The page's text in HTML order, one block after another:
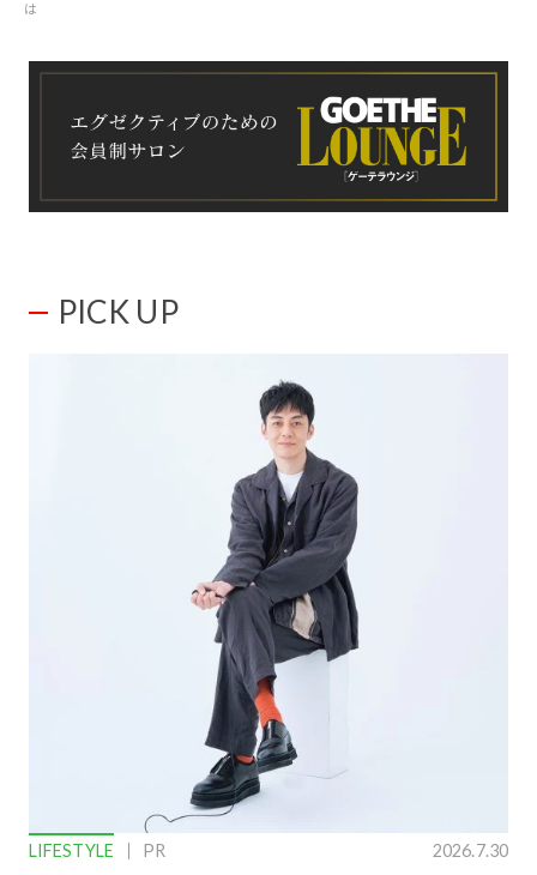
は
PICK UP
LIFESTYLE PR 2026.7.30